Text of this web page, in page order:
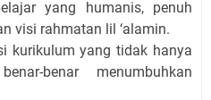
yang humanis, penuh
visi rahmatan lil ‘alamin.
kurikulum yang tidak hanya
benar menumbuhkan